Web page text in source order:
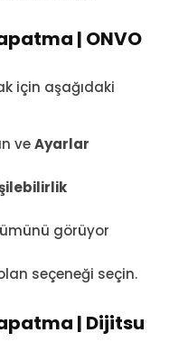
| ONVO
için aşağıdaki
veAyarlar
görüyor
seçeneği seçin.
| Dijitsu